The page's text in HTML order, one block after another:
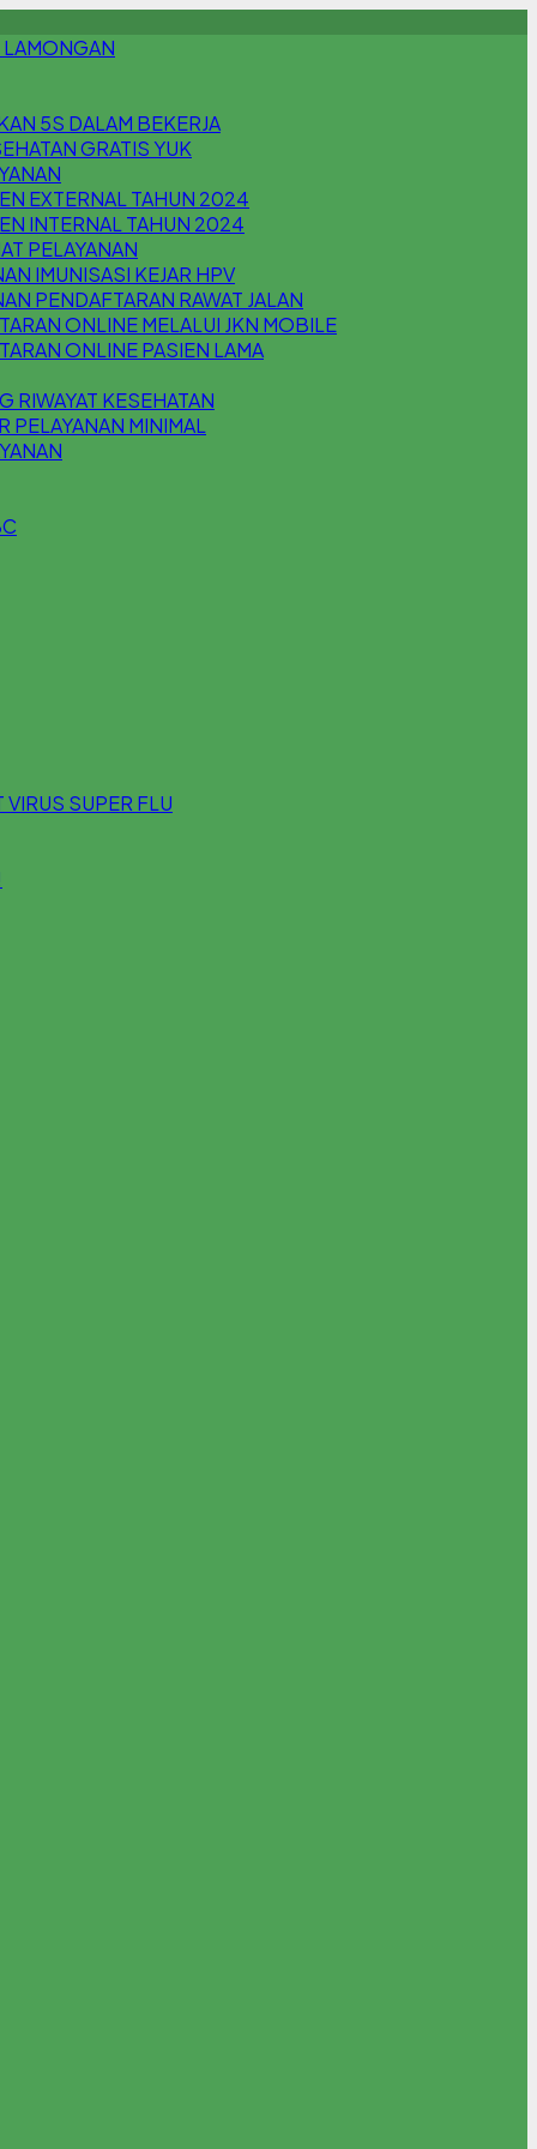
5S DALAM BEKERJA
GRATIS YUK
EXTERNAL TAHUN 2024
INTERNAL TAHUN 2024
PELAYANAN
IMUNISASI KEJAR HPV
PENDAFTARAN RAWAT JALAN
ONLINE MELALUI JKN MOBILE
ONLINE PASIEN LAMA
RIWAYAT KESEHATAN
PELAYANAN MINIMAL
SUPER FLU